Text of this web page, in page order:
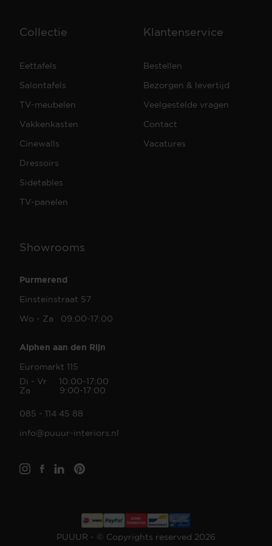
Collectie
Eettafels
Salontafels
TV-meubelen
Vakkenkasten
Cinewalls
Dressoirs
Sidetables
TV-panelen
Klantenservice
Bestellen
Bezorgen & levertijd
Veelgestelde vragen
Contact
Vacatures
Showrooms
Purmerend
Einsteinstraat 57
Wo - Za 09:00-17:00
Alphen aan den Rijn
Euromarkt 115
Di - Vr 10:00-17:00
Za 9:00-17:00
085 - 114 45 88
info@puuur-interiors.nl
PUUUR - © Copyrights reserved 2026